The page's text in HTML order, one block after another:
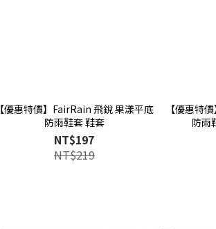
【優惠特價】FairRain 飛銳 果漾平底
防雨鞋套 鞋套
NT$197
NT$219
【優惠特
防雨